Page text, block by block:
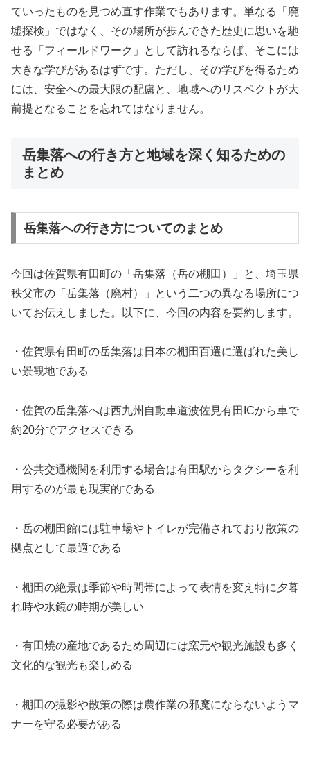
ていったものを見つめ直す作業でもあります。単なる「廃
墟探検」ではなく、その場所が歩んできた歴史に思いを馳
せる「フィールドワーク」として訪れるならば、そこには
大きな学びがあるはずです。ただし、その学びを得るため
には、安全への最大限の配慮と、地域へのリスペクトが大
前提となることを忘れてはなりません。
岳集落への行き方と地域を深く知るための
まとめ
岳集落への行き方についてのまとめ
今回は佐賀県有田町の「岳集落（岳の棚田）」と、埼玉県
秩父市の「岳集落（廃村）」という二つの異なる場所につ
いてお伝えしました。以下に、今回の内容を要約します。
・佐賀県有田町の岳集落は日本の棚田百選に選ばれた美し
い景観地である
・佐賀の岳集落へは西九州自動車道波佐見有田ICから車で
約20分でアクセスできる
・公共交通機関を利用する場合は有田駅からタクシーを利
用するのが最も現実的である
・岳の棚田館には駐車場やトイレが完備されており散策の
拠点として最適である
・棚田の絶景は季節や時間帯によって表情を変え特に夕暮
れ時や水鏡の時期が美しい
・有田焼の産地であるため周辺には窯元や観光施設も多く
文化的な観光も楽しめる
・棚田の撮影や散策の際は農作業の邪魔にならないようマ
ナーを守る必要がある